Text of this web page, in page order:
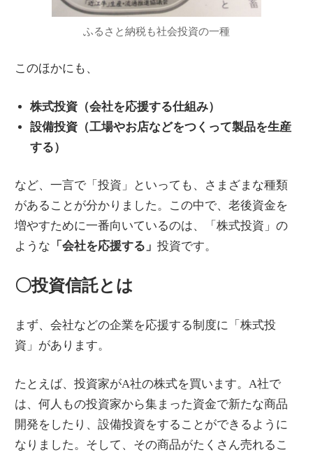
ふるさと納税も社会投資の一種
このほかにも、
株式投資（会社を応援する仕組み）
設備投資（工場やお店などをつくって製品を生産
する）
など、一言で「投資」といっても、さまざまな種類
があることが分かりました。この中で、老後資金を
増やすために一番向いているのは、「株式投資」の
ような 「会社を応援する」投資です。
〇投資信託とは
まず、会社などの企業を応援する制度に「株式投
資」があります。
たとえば、投資家がA社の株式を買います。A社で
は、何人もの投資家から集まった資金で新たな商品
開発をしたり、設備投資をすることができるように
なりました。そして、その商品がたくさん売れるこ